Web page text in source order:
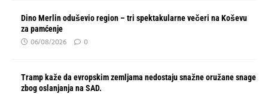
Dino Merlin oduševio region – tri spektakularne večeri na Koševu
za pamćenje
06/08/2026 0
Tramp kaže da evropskim zemljama nedostaju snažne oružane snage
zbog oslanjanja na SAD.